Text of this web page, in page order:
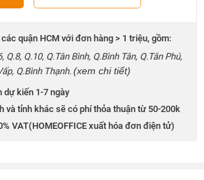
quận HCM với đơn hàng > 1 triệu, gồm:
Q.8, Q.10, Q.Tân Bình, Q.Bình Tân, Q.Tân Phú,
Q.Bình Thạnh. (xem chi tiết)
dự kiến 1-7 ngày
và tỉnh khác sẽ có phí thỏa thuận từ 50-200k
VAT(HOMEOFFICE xuất hóa đơn điện tử)